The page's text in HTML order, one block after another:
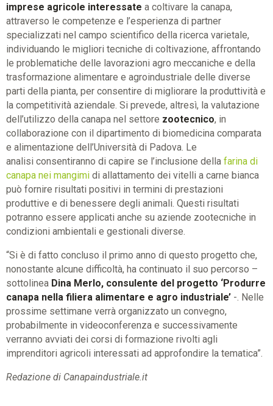
imprese agricole interessate a coltivare la canapa,
attraverso le competenze e l’esperienza di partner
specializzati nel campo scientifico della ricerca varietale,
individuando le migliori tecniche di coltivazione, affrontando
le problematiche delle lavorazioni agro meccaniche e della
trasformazione alimentare e agroindustriale delle diverse
parti della pianta, per consentire di migliorare la produttività e
la competitività aziendale. Si prevede, altresì, la valutazione
dell’utilizzo della canapa nel settore zootecnico, in
collaborazione con il dipartimento di biomedicina comparata
e alimentazione dell’Università di Padova. Le
analisi consentiranno di capire se l’inclusione della farina di
canapa nei mangimi di allattamento dei vitelli a carne bianca
può fornire risultati positivi in termini di prestazioni
produttive e di benessere degli animali. Questi risultati
potranno essere applicati anche su aziende zootecniche in
condizioni ambientali e gestionali diverse.
“Si è di fatto concluso il primo anno di questo progetto che,
nonostante alcune difficoltà, ha continuato il suo percorso –
sottolinea Dina Merlo, consulente del progetto ‘Produrre
canapa nella filiera alimentare e agro industriale’ -. Nelle
prossime settimane verrà organizzato un convegno,
probabilmente in videoconferenza e successivamente
verranno avviati dei corsi di formazione rivolti agli
imprenditori agricoli interessati ad approfondire la tematica”.
Redazione di Canapaindustriale.it